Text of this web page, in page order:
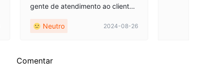
gente de atendimento ao cliente
5 estrelas porque solicitei a verifi
r muitos meses, mesmo que eles t
Neutro 2024-08-26
Comentar